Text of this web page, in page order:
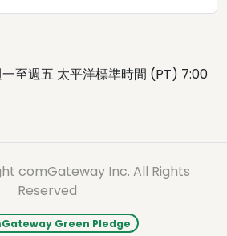
至週五 太平洋標準時間 (PT) 7:00
comGateway Inc. All Rights
Reserved
Green Pledge